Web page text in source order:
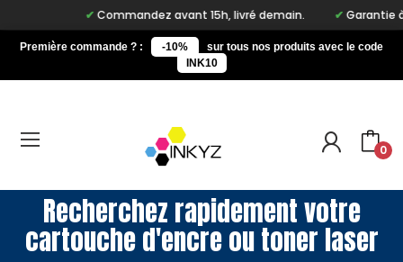
Commandez avant 15h, livré demain. Garantie à
Première commande ? : -10%
sur tous nos produits avec le code
INK10
0
Recherchez rapidement votre
cartouche d'encre ou toner laser